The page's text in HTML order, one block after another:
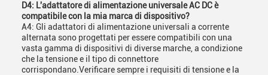
D4: L'adattatore di alimentazione universale AC DC è
compatibile con la mia marca di dispositivo?
A4: Gli adattatori di alimentazione universali a corrente
alternata sono progettati per essere compatibili con una
vasta gamma di dispositivi di diverse marche, a condizione
che la tensione e il tipo di connettore
corrispondano.Verificare sempre i requisiti di tensione e la